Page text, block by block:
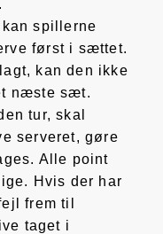
spillerne
først i sættet.
kan den ikke
næste sæt.
tur, skal
serveret, gøre
Alle point
Hvis der har
frem til
taget i